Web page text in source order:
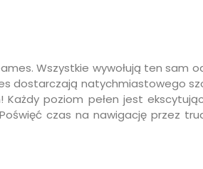
Wszystkie wywołują ten sam
dostarczają natychmiastowego
poziom pełen jest
czas na nawigację przez